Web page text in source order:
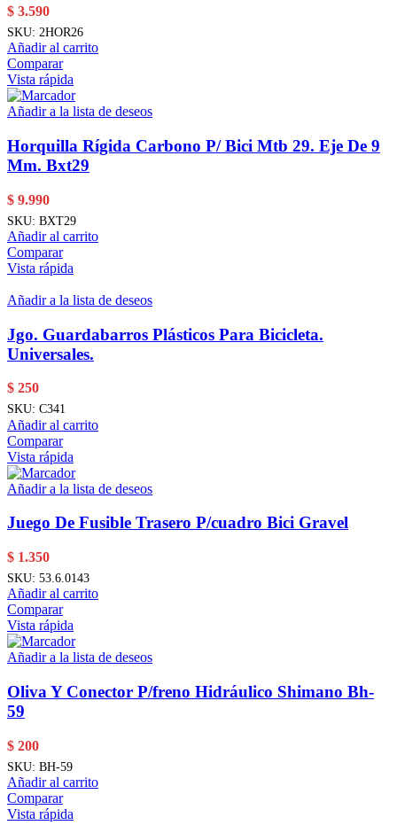
$ 3.590
SKU: 2HOR26
Añadir al carrito
Comparar
Vista rápida
Añadir a la lista de deseos
Horquilla Rígida Carbono P/ Bici Mtb 29. Eje De 9
Mm. Bxt29
$ 9.990
SKU: BXT29
Añadir al carrito
Comparar
Vista rápida
Añadir a la lista de deseos
Jgo. Guardabarros Plásticos Para Bicicleta.
Universales.
$ 250
SKU: C341
Añadir al carrito
Comparar
Vista rápida
Añadir a la lista de deseos
Juego De Fusible Trasero P/cuadro Bici Gravel
$ 1.350
SKU: 53.6.0143
Añadir al carrito
Comparar
Vista rápida
Añadir a la lista de deseos
Oliva Y Conector P/freno Hidráulico Shimano Bh-
59
$ 200
SKU: BH-59
Añadir al carrito
Comparar
Vista rápida